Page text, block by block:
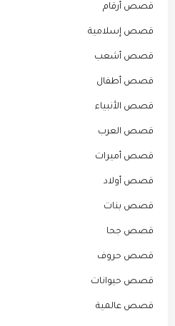
قصص أرقام
قصص إسلامية
قصص أشعب
قصص أطفال
قصص الأنبياء
قصص العرب
قصص أميرات
قصص أولاد
قصص بنات
قصص جحا
قصص حروف
قصص حيوانات
قصص عالمية